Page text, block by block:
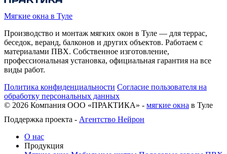
Мягкие окна в Туле
Производство и монтаж мягких окон в Туле — для террас,
беседок, веранд, балконов и других объектов. Работаем с
материалами ПВХ. Собственное изготовление,
профессиональная установка, официальная гарантия на все
виды работ.
Политика конфиденциальности Согласие пользователя на
обработку персональных данных
© 2026 Компания ООО «ПРАКТИКА» - мягкие окна в Туле
Поддержка проекта - Агентство Нейрон
О нас
Продукция